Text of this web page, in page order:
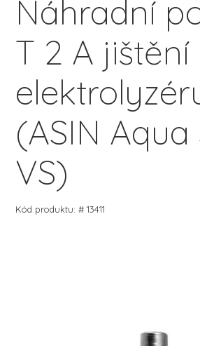
Náhradní
T 2 A jištění
(ASIN Aqua
VS)
Kód produktu: # 13411